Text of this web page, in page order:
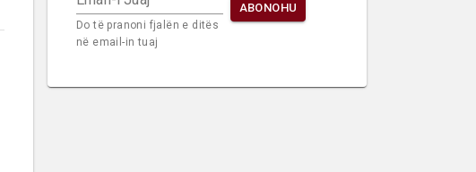
Do të pranoni fjalën e ditës
në email-in tuaj
ABONOHU